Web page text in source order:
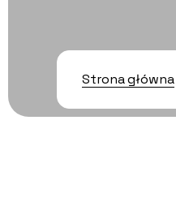
Strona główna